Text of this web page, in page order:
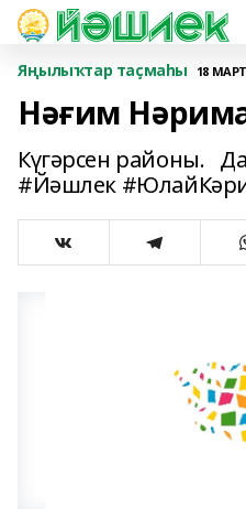
Яңылыҡтар таҫмаһы 18
Нәғим
Күгәрсен районы.
#Йәшлек